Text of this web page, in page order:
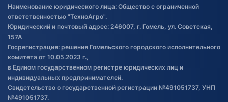
Обработка файлов cookie
Постановка транспорта на учет
Обновления в ЭПТС 2024
Наименование юридического лица: Общество с ограниченной
ответственностью "ТехноАгро".
Юридический и почтовый адрес: 246007, г. Гомель, ул. Советская,
157А
Госрегистрация: решения Гомельского городского исполнительного
комитета от 10.05.2023 г.,
в Едином государственном регистре юридических лиц и
индивидуальных предпринимателей.
Свидетельство о государственной регистрации №491051737, УНП
№491051737.